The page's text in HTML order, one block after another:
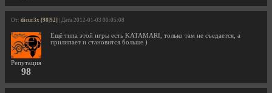
От: dicur3x [98|92] | Дата 2012-01-03 00:05:08
Репутация
98
Ещё типа этой игры есть KATAMARI, только там не съедается, а
прилипает и становится больше )